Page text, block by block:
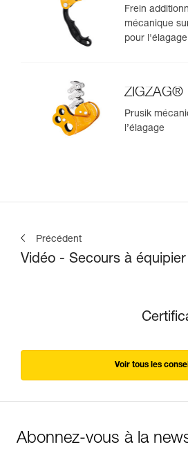
Frein
mécanique
pour l'élagage
ZIGZAG®
Prusik
l’élagage
Précédent
Vidéo - Secours à
Voir tous les
Abonnez-vous à la